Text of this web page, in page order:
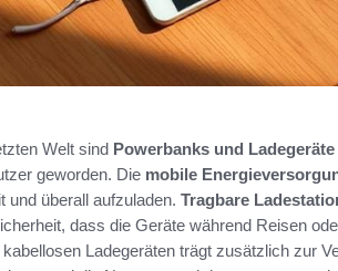
Welt sind Powerbanks und Ladegeräte
geworden. Die mobile
und überall aufzuladen. Tragbare
dass die Geräte während Reisen
Ladegeräten trägt zusätzlich zur